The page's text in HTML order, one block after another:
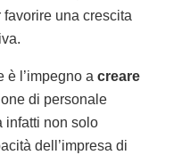
una crescita
è l’impegno a creare
di personale
infatti non solo
dell’impresa di